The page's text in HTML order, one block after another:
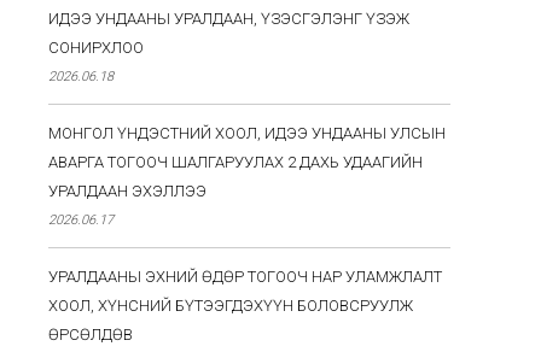
ИДЭЭ УНДААНЫ УРАЛДААН, ҮЗЭСГЭЛЭНГ ҮЗЭЖ
СОНИРХЛОО
2026.06.18
МОНГОЛ ҮНДЭСТНИЙ ХООЛ, ИДЭЭ УНДААНЫ УЛСЫН
АВАРГА ТОГООЧ ШАЛГАРУУЛАХ 2 ДАХЬ УДААГИЙН
УРАЛДААН ЭХЭЛЛЭЭ
2026.06.17
УРАЛДААНЫ ЭХНИЙ ӨДӨР ТОГООЧ НАР УЛАМЖЛАЛТ
ХООЛ, ХҮНСНИЙ БҮТЭЭГДЭХҮҮН БОЛОВСРУУЛЖ
ӨРСӨЛДӨВ